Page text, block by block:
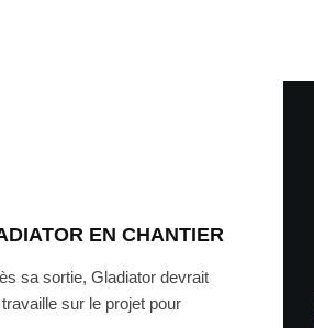
EN CHANTIER
sa sortie, Gladiator devrait
sur le projet pour